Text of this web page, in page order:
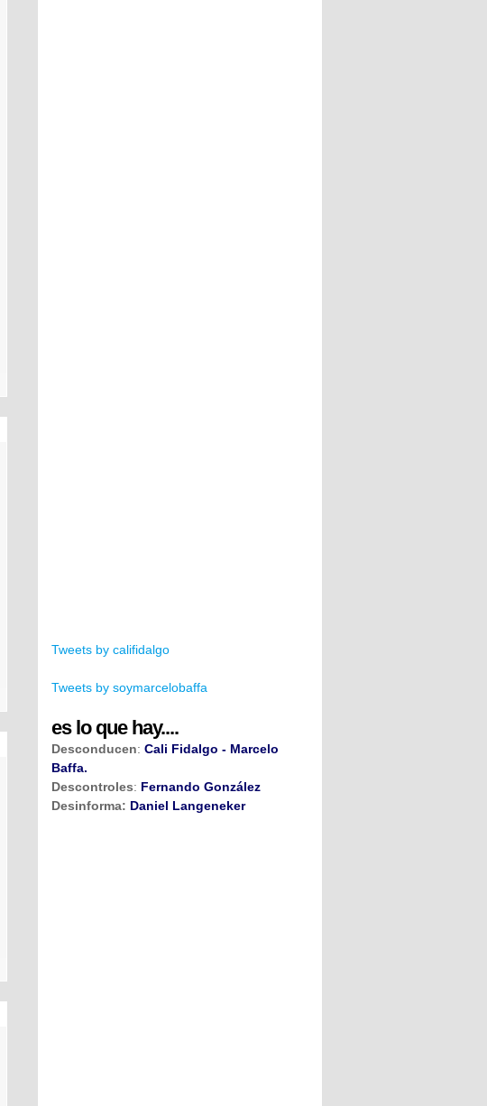
Tweets by califidalgo
Tweets by soymarcelobaffa
es lo que hay....
Desconducen: Cali Fidalgo - Marcelo
Baffa.
Descontroles: Fernando González
Desinforma: Daniel Langeneker